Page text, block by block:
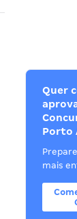
Quer
Porto
mais